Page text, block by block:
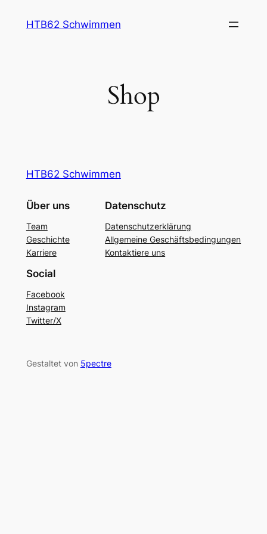
InhaltHTB62 Schwimmen
Shop
HTB62 Schwimmen
Über uns
Team
Geschichte
Karriere
Datenschutz
Datenschutzerklärung
Allgemeine Geschäftsbedingungen
Kontaktiere uns
Social
Facebook
Instagram
Twitter/X
Gestaltet von 5pectre